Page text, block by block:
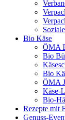
Bio Käse
ÖMA
Bio
Bio
ÖMA
Käse-
Bio-
Rezepte mit
Genuss-